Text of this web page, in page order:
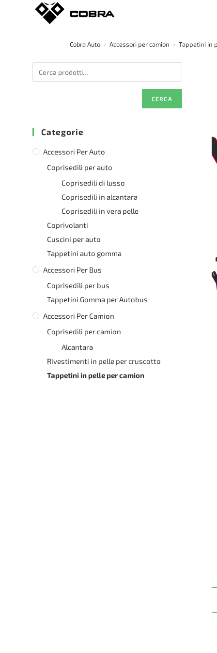
contenuto
Cobra Auto > Accessori per camion > Tappetini in
CERCA
Categorie
Accessori Per Auto
Coprisedili per auto
Coprisedili di lusso
Coprisedili in alcantara
Coprisedili in vera pelle
Coprivolanti
Cuscini per auto
Tappetini auto gomma
Accessori Per Bus
Coprisedili per bus
Tappetini Gomma per Autobus
Accessori Per Camion
Coprisedili per camion
Alcantara
Rivestimenti in pelle per cruscotto
Tappetini in pelle per camion